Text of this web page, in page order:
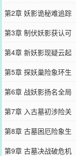
第2章 妖影诡秘难追踪
第3章 制伏妖影获认可
第4章 新妖影现疑云起
第5章 探妖巢险象环生
第6章 战妖影扬名全局
第7章 入古墓初涉险关
第8章 古墓困厄险象生
第9章 古墓决战破危机